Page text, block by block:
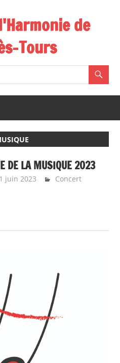
de
Tours
DE LA MUSIQUE 2023
juin 2023 admin9323
Concert